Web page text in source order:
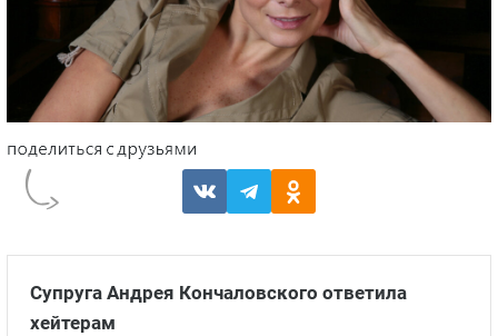
Супруга Андрея Кончаловского ответила
хейтерам